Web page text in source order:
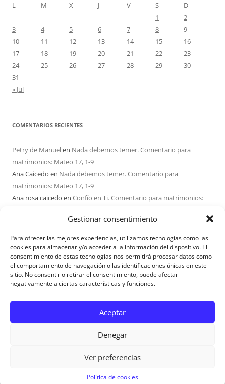
Gestionar consentimiento
Para ofrecer las mejores experiencias, utilizamos tecnologías como las
cookies para almacenar y/o acceder a la información del dispositivo. El
consentimiento de estas tecnologías nos permitirá procesar datos como
el comportamiento de navegación o las identificaciones únicas en este
sitio. No consentir o retirar el consentimiento, puede afectar
negativamente a ciertas características y funciones.
Aceptar
Denegar
Ver preferencias
Política de cookies
L
M X J V S
D
1
2
3
4 5 6 7 8
9
10
11 12 13 14 15
16
17
18 19 20 21 22
23
24
25 26 27 28 29
30
31
« Jul
COMENTARIOS RECIENTES
Petry de Manuelen Nada debemos temer. Comentario para
matrimonios: Mateo 17, 1-9
Ana Caicedo en Nada debemos temer. Comentario para
matrimonios: Mateo 17, 1-9
Ana rosa caicedo en Confío en Ti. Comentario para matrimonios:
en¿Ser o hacer? Comentario para Matrimonios:
Mateo 15, 1-2. 10-14
Maria Asuncion Herrero Mendezen¿Ser o hacer? Comentario para
Matrimonios: Mateo 15, 1-2. 10-14
Política de privacidad|